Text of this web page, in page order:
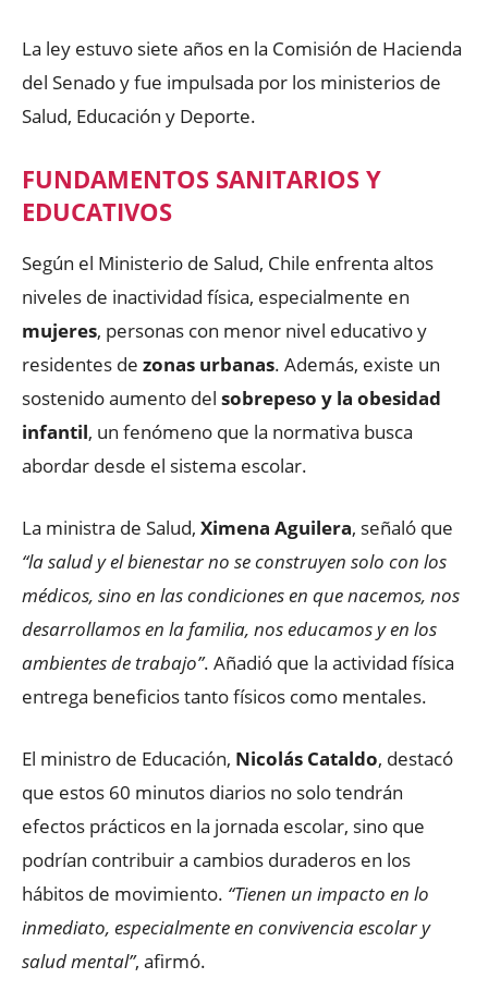
La ley estuvo siete años en la Comisión de Hacienda
del Senado y fue impulsada por los ministerios de
Salud, Educación y Deporte.
FUNDAMENTOS SANITARIOS Y
EDUCATIVOS
Según el Ministerio de Salud, Chile enfrenta altos
niveles de inactividad física, especialmente en
mujeres, personas con menor nivel educativo y
residentes de zonas urbanas. Además, existe un
sostenido aumento del sobrepeso y la obesidad
infantil, un fenómeno que la normativa busca
abordar desde el sistema escolar.
La ministra de Salud, Ximena Aguilera, señaló que
“la salud y el bienestar no se construyen solo con los
médicos, sino en las condiciones en que nacemos, nos
desarrollamos en la familia, nos educamos y en los
ambientes de trabajo”. Añadió que la actividad física
entrega beneficios tanto físicos como mentales.
El ministro de Educación, Nicolás Cataldo, destacó
que estos 60 minutos diarios no solo tendrán
efectos prácticos en la jornada escolar, sino que
podrían contribuir a cambios duraderos en los
hábitos de movimiento. “Tienen un impacto en lo
inmediato, especialmente en convivencia escolar y
salud mental”, afirmó.